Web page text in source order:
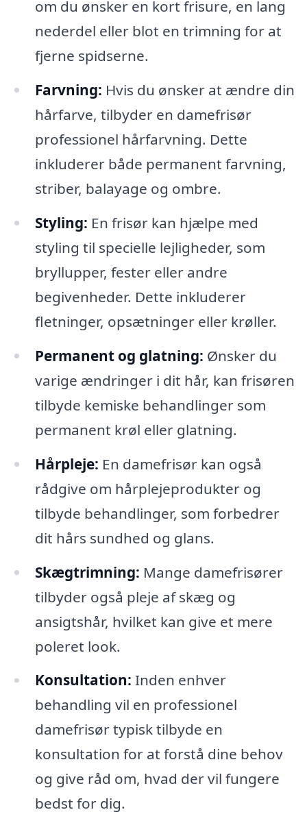
om du ønsker en kort frisure, en lang
nederdel eller blot en trimning for at
fjerne spidserne.
Farvning: Hvis du ønsker at ændre din
hårfarve, tilbyder en damefrisør
professionel hårfarvning. Dette
inkluderer både permanent farvning,
striber, balayage og ombre.
Styling: En frisør kan hjælpe med
styling til specielle lejligheder, som
bryllupper, fester eller andre
begivenheder. Dette inkluderer
fletninger, opsætninger eller krøller.
Permanent og glatning: Ønsker du
varige ændringer i dit hår, kan frisøren
tilbyde kemiske behandlinger som
permanent krøl eller glatning.
Hårpleje: En damefrisør kan også
rådgive om hårplejeprodukter og
tilbyde behandlinger, som forbedrer
dit hårs sundhed og glans.
Skægtrimning: Mange damefrisører
tilbyder også pleje af skæg og
ansigtshår, hvilket kan give et mere
poleret look.
Konsultation: Inden enhver
behandling vil en professionel
damefrisør typisk tilbyde en
konsultation for at forstå dine behov
og give råd om, hvad der vil fungere
bedst for dig.